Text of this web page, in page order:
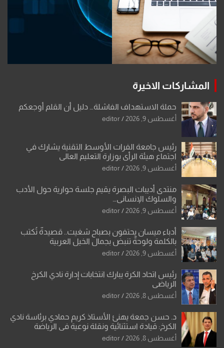
المشاركات الاخيرة
حملة الاستهداف الفاشلة… دليل أن القلم أوجعكم
أغسطس 9, 2026 editor
رئيس جامعة الفرات الأوسط التقنية يشارك في
اجتماع هيئة الرأي بوزارة التعليم العالي
أغسطس 9, 2026 editor
منتدى أديبات البصرة يقيم جلسة حوارية حول الأدب
والسلوك الإنساني…
أغسطس 9, 2026 editor
أدباء ميسان يحتفون بصباح شغيت.. قصيدةٌ تُكتب
بالكلمة ولوحةٌ تنبض بجمال الخيل العربية
أغسطس 9, 2026 editor
رئيس اتحاد الكرة يبارك انتخابات إدارة نادي الكرخ
الرياضي
أغسطس 8, 2026 editor
د. حسن جمعة يهنئ الأستاذ كريم حمادي برئاسة نادي
الكرخ: قيادة استثنائية ونقلة نوعية في الرياضة
العراقية
أغسطس 8, 2026 editor